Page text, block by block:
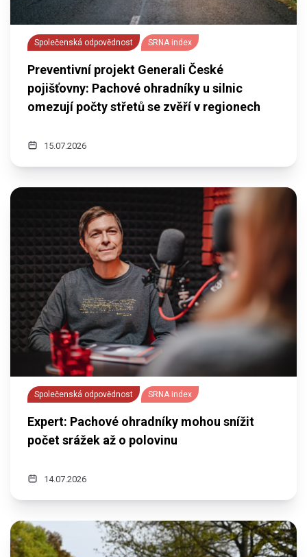
Společenská odpovědnost SRNA index
Preventivní projekt Generali České
pojišťovny: Pachové ohradníky u silnic
omezují počty střetů se zvěří v regionech
15.07.2026
Společenská odpovědnost SRNA index
Expert: Pachové ohradníky mohou snížit
počet srážek až o polovinu
14.07.2026